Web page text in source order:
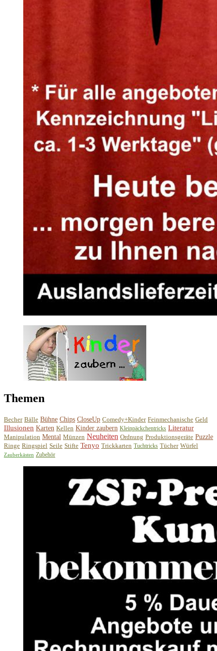
Themen
Becher Bälle Bühne Chips CloseUp Comedy+Kinder Feinmechanische Geld
Illusionen Karten Kellen Kinder zaubern Kleinpäckchentricks Literatur
Manipulation Mental Münzen Neuheiten Ordnung Produktionsgeräte Puzzle
Ringe Ringspiel Seile Stifte Tenyo Trickkarten Tuchtricks Tücher Würfel
Zauberkästen Zubehör